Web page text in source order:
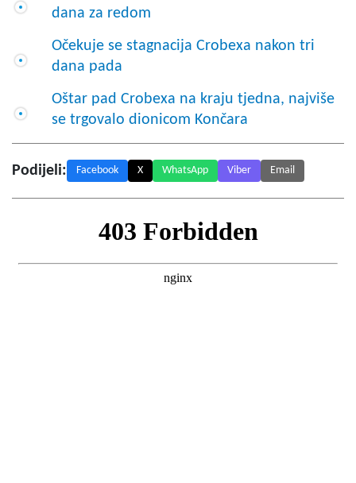
dana za redom
Očekuje se stagnacija Crobexa nakon tri
dana pada
Oštar pad Crobexa na kraju tjedna, najviše
se trgovalo dionicom Končara
Podijeli: Facebook X WhatsApp Viber Email